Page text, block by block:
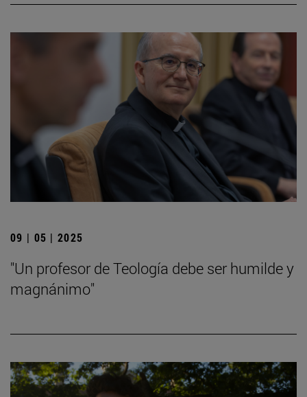
09 | 05 | 2025
"Un profesor de Teología debe ser humilde y
magnánimo"